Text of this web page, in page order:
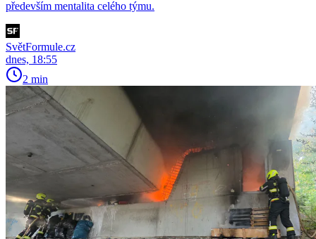
především mentalita celého týmu.
SvětFormule.cz
dnes, 18:55
2 min